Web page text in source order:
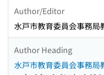
Author/Editor
水戸市教育委員会事務
Author Heading
水戸市教育委員会事務局